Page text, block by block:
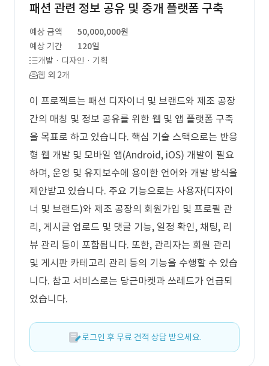
패션 관련 정보 공유 및 중개 플랫폼 구축
예상 금액
50,000,000원
예상 기간
120일
개발 · 디자인 · 기획
웹 외 2개
이 프로젝트는 패션 디자이너 및 브랜드와 제조 공장
간의 매칭 및 정보 공유를 위한 웹 및 앱 플랫폼 구축
을 목표로 하고 있습니다. 핵심 기술 스택으로는 반응
형 웹 개발 및 모바일 앱(Android, iOS) 개발이 필요
하며, 운영 및 유지보수에 용이한 언어와 개발 방식을
제안받고 있습니다. 주요 기능으로는 사용자(디자이
너 및 브랜드)와 제조 공장의 회원가입 및 프로필 관
리, 게시글 업로드 및 댓글 기능, 일정 확인, 채팅, 리
뷰 관리 등이 포함됩니다. 또한, 관리자는 회원 관리
및 게시판 카테고리 관리 등의 기능을 수행할 수 있습
니다. 참고 서비스로는 당근마켓과 쓰레드가 언급되
었습니다.
로그인 후 무료 견적 상담 받으세요.